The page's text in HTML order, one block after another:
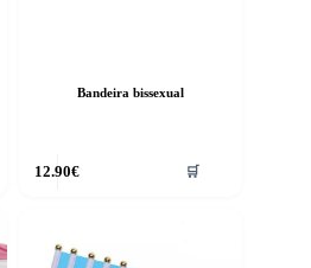
Bandeira bissexual
12.90€ 🛒